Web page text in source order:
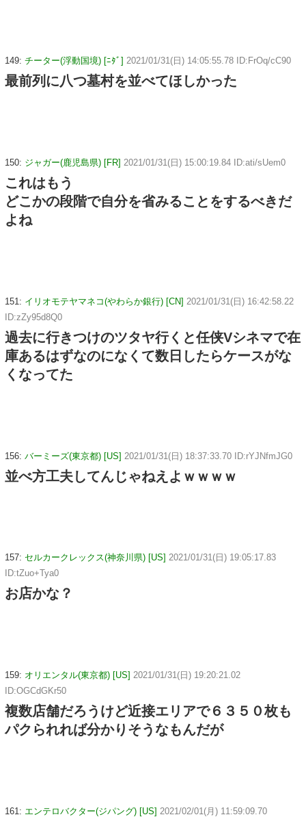
149: チーター(浮動国境) [ﾆﾀﾞ] 2021/01/31(日) 14:05:55.78 ID:FrOq/cC90
最前列に八つ墓村を並べてほしかった
150: ジャガー(鹿児島県) [FR] 2021/01/31(日) 15:00:19.84 ID:ati/sUem0
これはもう
どこかの段階で自分を省みることをするべきだ
よね
151: イリオモテヤマネコ(やわらか銀行) [CN] 2021/01/31(日) 16:42:58.22
ID:zZy95d8Q0
過去に行きつけのツタヤ行くと任侠Vシネマで在
庫あるはずなのになくて数日したらケースがな
くなってた
156: バーミーズ(東京都) [US] 2021/01/31(日) 18:37:33.70 ID:rYJNfmJG0
並べ方工夫してんじゃねえよｗｗｗｗ
157: セルカークレックス(神奈川県) [US] 2021/01/31(日) 19:05:17.83
ID:tZuo+Tya0
お店かな？
159: オリエンタル(東京都) [US] 2021/01/31(日) 19:20:21.02
ID:OGCdGKr50
複数店舗だろうけど近接エリアで６３５０枚も
パクられれば分かりそうなもんだが
161: エンテロバクター(ジパング) [US] 2021/02/01(月) 11:59:09.70